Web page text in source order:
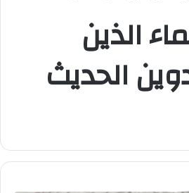
الذين
الحديث